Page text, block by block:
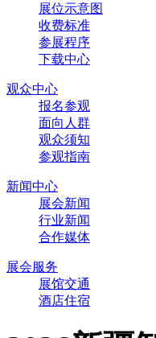
展位示意图
收费标准
参展程序
下载中心
观众中心
报名参观
面向人群
观众须知
参观指南
新闻中心
展会新闻
行业新闻
合作媒体
展会服务
展馆交通
酒店住宿